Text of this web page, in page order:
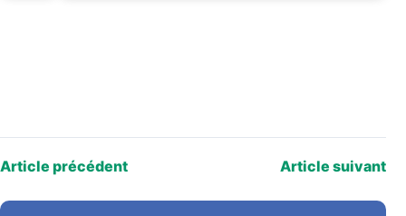
Article précédent Article suivant